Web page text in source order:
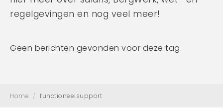
Voor werknemers
BergWerk Academie
Voor werkgevers
Waarom BergWerk
Over ons
Mens en dier
regelgevingen en nog veel meer!
Geen berichten gevonden voor deze tag.
Home / functioneelsupport